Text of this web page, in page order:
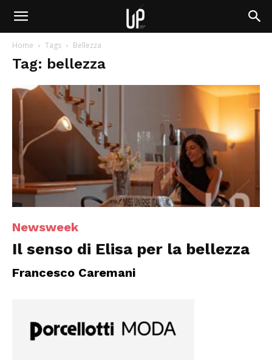
Home Tags Bellezza
Tag: bellezza
Newsweek
Il senso di Elisa per la bellezza
Francesco Caremani